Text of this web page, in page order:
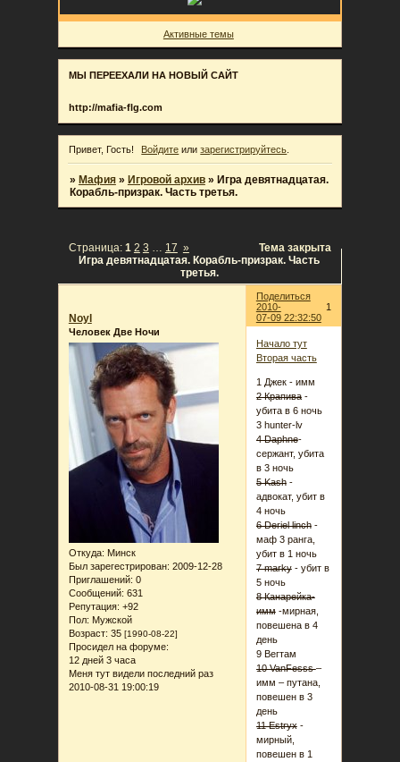
Активные темы
МЫ ПЕРЕЕХАЛИ НА НОВЫЙ САЙТ
http://mafia-flg.com
Привет, Гость! Войдите илизарегистрируйтесь
» Мафия » Игровой архив » Игра девятнадцатая.
Корабль-призрак. Часть третья.
Игра девятнадцатая. Корабль-призрак. Часть
третья.
Страница: 1 2 3 … 17 » Тема закрыта
Поделиться
1
2010-
07-09 22:32:50
Noyl
Человек Две Ночи
Откуда: Минск
Был зарегестрирован: 2009-12-28
Приглашений: 0
Сообщений: 631
Репутация: +92
Пол: Мужской
Возраст: 35 [1990-08-22]
Просидел на форуме:
12 дней 3 часа
Меня тут видели последний раз
2010-08-31 19:00:19
Начало тут
Вторая часть
1 Джек - имм
2 Крапива-
убита в 6 ночь
3 hunter-lv
4 Daphne-
сержант, убита
в 3 ночь
5 Kash-
адвокат, убит в
4 ночь
6 Deriel linch-
маф 3 ранга,
убит в 1 ночь
7 marky- убит в
5 ночь
8 Канарейка-
имм-мирная,
повешена в 4
день
9 Вегтам
10 VanFesss–
имм – путана,
повешен в 3
день
11 Estryx-
мирный,
повешен в 1